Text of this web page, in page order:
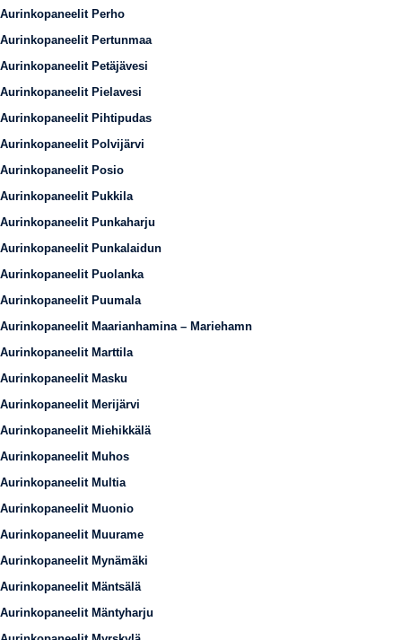
Aurinkopaneelit Perho
Aurinkopaneelit Pertunmaa
Aurinkopaneelit Petäjävesi
Aurinkopaneelit Pielavesi
Aurinkopaneelit Pihtipudas
Aurinkopaneelit Polvijärvi
Aurinkopaneelit Posio
Aurinkopaneelit Pukkila
Aurinkopaneelit Punkaharju
Aurinkopaneelit Punkalaidun
Aurinkopaneelit Puolanka
Aurinkopaneelit Puumala
Aurinkopaneelit Maarianhamina – Mariehamn
Aurinkopaneelit Marttila
Aurinkopaneelit Masku
Aurinkopaneelit Merijärvi
Aurinkopaneelit Miehikkälä
Aurinkopaneelit Muhos
Aurinkopaneelit Multia
Aurinkopaneelit Muonio
Aurinkopaneelit Muurame
Aurinkopaneelit Mynämäki
Aurinkopaneelit Mäntsälä
Aurinkopaneelit Mäntyharju